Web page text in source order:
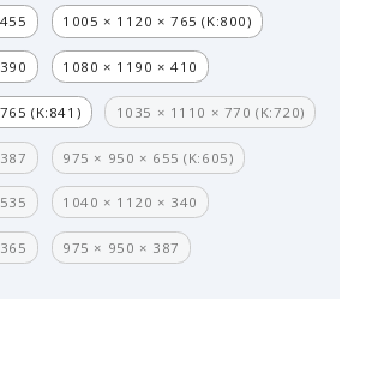
1005 × 1120 × 765 (K:800)
1080 × 1190 × 410
(K:841) 1035 × 1110 × 770 (K:720)
975 × 950 × 655 (K:605)
1040 × 1120 × 340
975 × 950 × 387